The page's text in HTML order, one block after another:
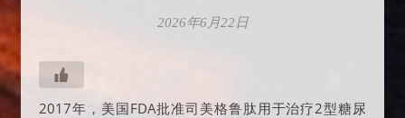
2026年6月22日
2017年，美国FDA批准司美格鲁肽用于治疗2型糖尿